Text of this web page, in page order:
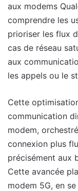
aux modems
comprendre les
prioriser les flux
cas de réseau
aux
les appels ou le
Cette
communication
modem,
connexion plus
précisément aux
Cette avancée
modem 5G, en